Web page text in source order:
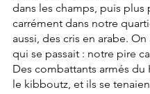
dans les champs, puis plus
carrément dans notre
aussi, des cris en arabe.
qui se passait : notre pire
Des combattants armés du
le kibboutz, et ils se